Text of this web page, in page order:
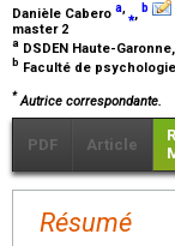
Danièle Cabero a,⁎, b
master 2
a DSDEN Haute-
b Faculté de
* Autrice correspondante.
PDF Article
Résumé